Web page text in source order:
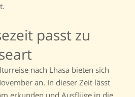
passt zu
nach Lhasa bieten sich
an. In dieser Zeit lässt
erkunden und Ausflüge in die